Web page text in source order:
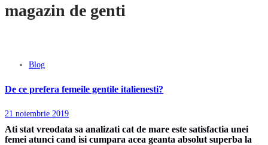
magazin de genti
Blog
De ce prefera femeile gentile italienesti?
21 noiembrie 2019
Ati stat vreodata sa analizati cat de mare este satisfactia unei
femei atunci cand isi cumpara acea geanta absolut superba la